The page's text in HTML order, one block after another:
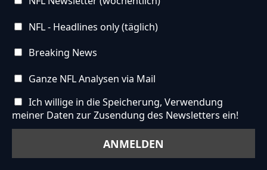
NFL - Headlines only (täglich)
Breaking News
Ganze NFL Analysen via Mail
Ich willige in die Speicherung, Verwendung
meiner Daten zur Zusendung des Newsletters ein!